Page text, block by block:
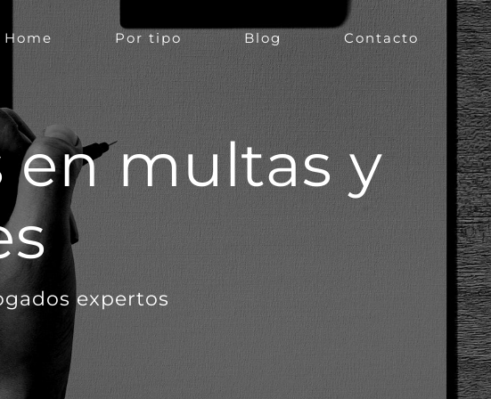
Home Por tipo Blog Contacto
en multas y
expertos